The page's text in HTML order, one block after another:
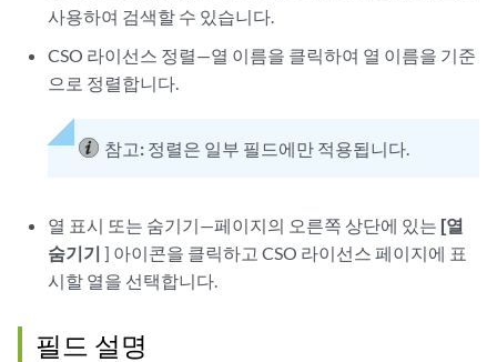
사용하여 검색할 수 있습니다.
CSO 라이선스 정렬—열 이름을 클릭하여 열 이름을 기준
으로 정렬합니다.
참고: 정렬은 일부 필드에만 적용됩니다.
열 표시 또는 숨기기—페이지의 오른쪽 상단에 있는 [열
숨기기 ] 아이콘을 클릭하고 CSO 라이선스 페이지에 표
시할 열을 선택합니다.
필드 설명